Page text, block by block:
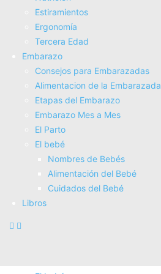
Estiramientos
Ergonomí­a
Tercera Edad
Embarazo
Consejos para Embarazadas
Alimentacion de la Embarazada
Etapas del Embarazo
Embarazo Mes a Mes
El Parto
El bebé
Nombres de Bebés
Alimentación del Bebé
Cuidados del Bebé
Libros
Fisioterapia
Electroterapia
Tratamientos
Masajes
SUPERALIMENTOS
Salud
Consejos sobre salud
Actividad Fí­sica
Nutrición
Estiramientos
Ergonomí­a
Tercera Edad
Embarazo
Consejos para Embarazadas